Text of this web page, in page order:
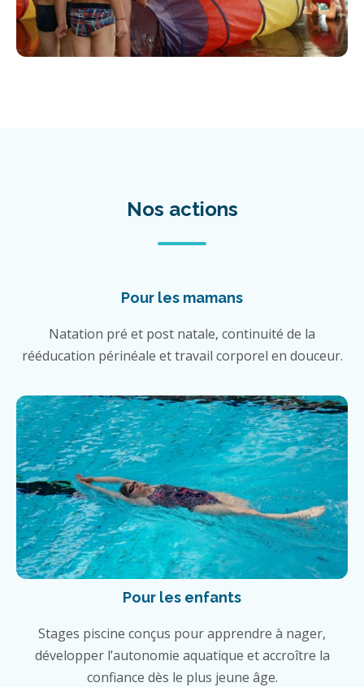
Nos actions
Pour les mamans
Natation pré et post natale, continuité de la
rééducation périnéale et travail corporel en douceur.
Pour les enfants
Stages piscine conçus pour apprendre à nager,
développer l’autonomie aquatique et accroître la
confiance dès le plus jeune âge.